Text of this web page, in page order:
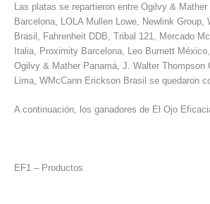
Las platas se repartieron entre Ogilvy &
Barcelona, LOLA Mullen Lowe, Newlink Group,
Brasil, Fahrenheit DDB, Tribal 121, Mercado
Italia, Proximity Barcelona, Leo Burnett
Ogilvy & Mather Panamá, J. Walter Thompson
Lima, WMcCann Erickson Brasil se quedaron
A continuación, los ganadores de El Ojo
EF1 – Productos